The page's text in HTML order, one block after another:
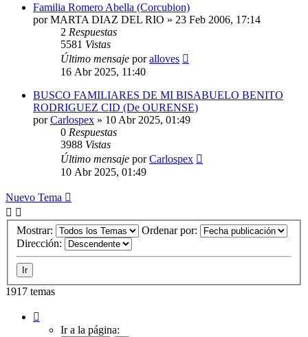
Familia Romero Abella (Corcubion)
porMARTA DIAZ DEL RIO » 23 Feb 2006, 17:14
2 Respuestas
5581 Vistas
Último mensaje poralloves
16 Abr 2025, 11:40
BUSCO FAMILIARES DE MI BISABUELO BENITO
RODRIGUEZ CID (De OURENSE)
porCarlospex » 10 Abr 2025, 01:49
0 Respuestas
3988 Vistas
Último mensaje porCarlospex
10 Abr 2025, 01:49
Nuevo Tema
Mostrar:
Ordenar por:
Dirección:
1917 temas
Ir a la página: